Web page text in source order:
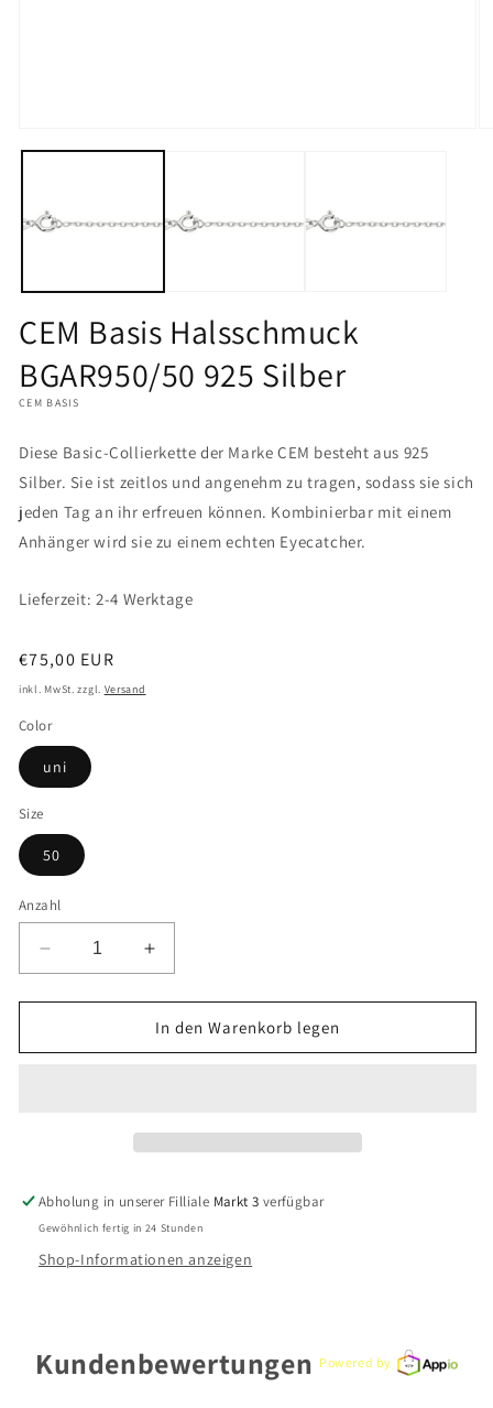
1
CEM Basis Halsschmuck
BGAR950/50 925 Silber
CEM BASIS
Diese Basic-Collierkette der Marke CEM besteht aus 925
Silber. Sie ist zeitlos und angenehm zu tragen, sodass sie sich
jeden Tag an ihr erfreuen können. Kombinierbar mit einem
Anhänger wird sie zu einem echten Eyecatcher.
Lieferzeit: 2-4 Werktage
Normaler
Preis
€75,00 EUR
inkl. MwSt. zzgl. Versand
Color
uni
Size
50
Anzahl
Verringere
die
Menge
CEM
Erhöhe
die
Menge
für
CEM
In den Warenkorb legen
Abholung in unserer Filliale Markt 3 verfügbar
Gewöhnlich fertig in 24 Stunden
Shop-Informationen anzeigen
Kundenbewertungen Powered by